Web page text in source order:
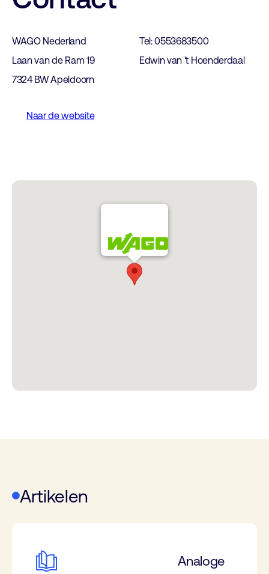
WAGO Nederland
Laan van de Ram 19
7324 BW Apeldoorn
Tel: 0553683500
Edwin van 't Hoenderdaal
Naar de website
Artikelen
Analoge